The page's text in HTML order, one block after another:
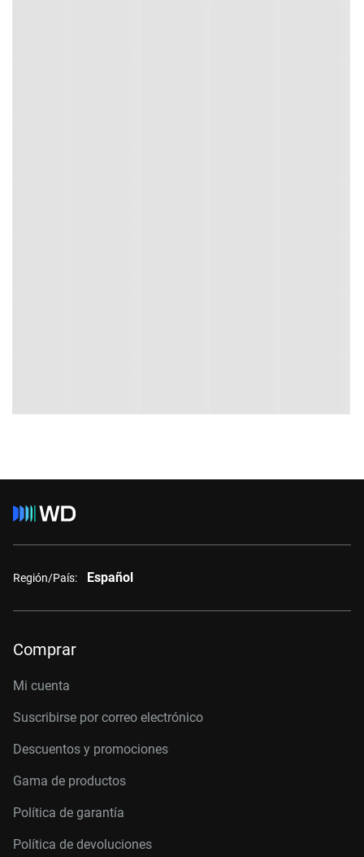
Región/País: Español
Comprar
Mi cuenta
Suscribirse por correo electrónico
Descuentos y promociones
Gama de productos
Política de garantía
Política de devoluciones